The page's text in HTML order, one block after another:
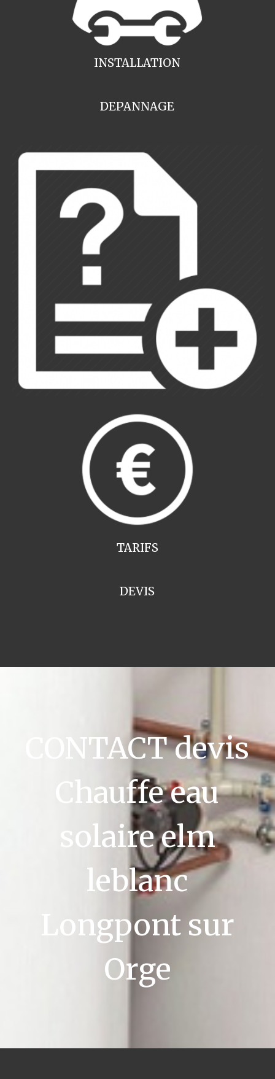
INSTALLATION
DEPANNAGE
TARIFS
DEVIS
CONTACT devis
Chauffe eau
solaire elm
leblanc
Longpont sur
Orge